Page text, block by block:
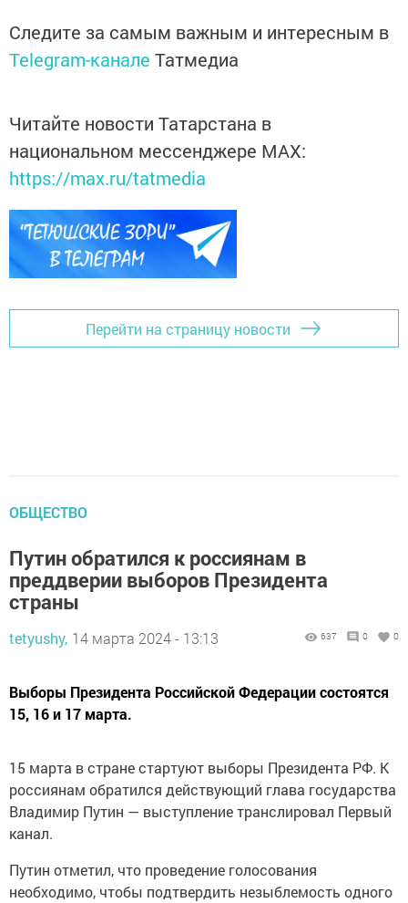
Следите за самым важным и интересным в
Telegram-канале Татмедиа
Читайте новости Татарстана в
национальном мессенджере MАХ:
https://max.ru/tatmedia
Перейти на страницу новости
ОБЩЕСТВО
Путин обратился к россиянам в
преддверии выборов Президента
страны
tetyushy, 14 марта 2024 - 13:13 637 0 0
Выборы Президента Российской Федерации состоятся
15, 16 и 17 марта.
15 марта в стране стартуют выборы Президента РФ. К
россиянам обратился действующий глава государства
Владимир Путин — выступление транслировал Первый
канал.
Путин отметил, что проведение голосования
необходимо, чтобы подтвердить незыблемость одного